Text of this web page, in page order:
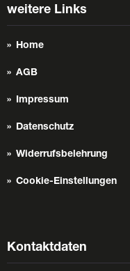
weitere Links
Home
AGB
Impressum
Datenschutz
Widerrufsbelehrung
Cookie-Einstellungen
Kontaktdaten